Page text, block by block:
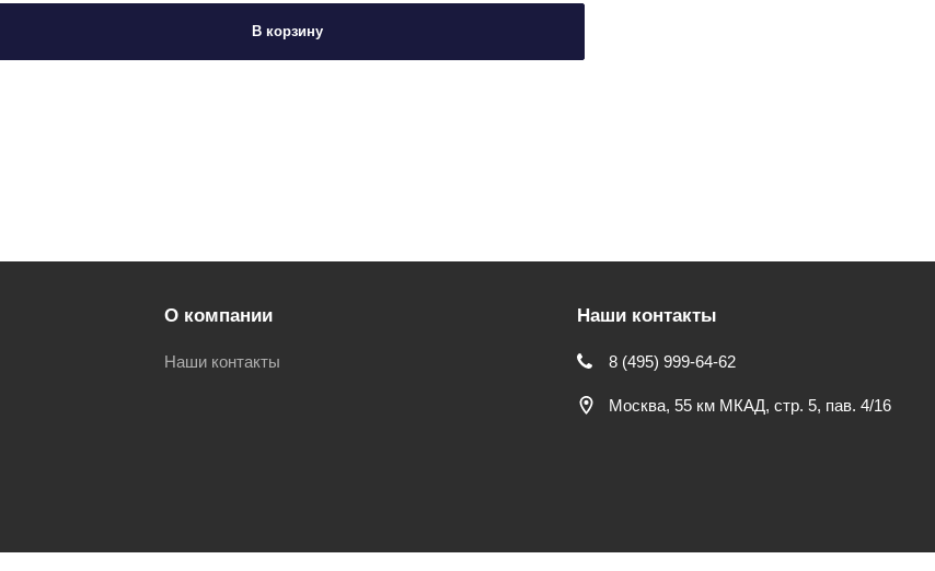
В корзину
О компании
Наши контакты
Наши контакты
8 (495) 999-64-62
Москва, 55 км МКАД, стр. 5, пав. 4/16